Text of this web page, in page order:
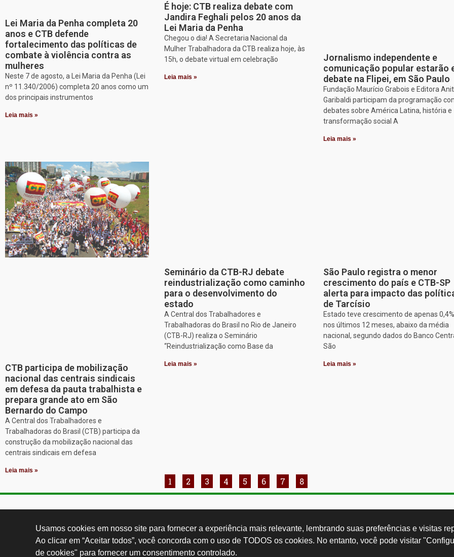
Lei Maria da Penha completa 20
anos e CTB defende
fortalecimento das políticas de
combate à violência contra as
mulheres
Neste 7 de agosto, a Lei Maria da Penha (Lei
nº 11.340/2006) completa 20 anos como um
dos principais instrumentos
Leia mais »
É hoje: CTB realiza debate com
Jandira Feghali pelos 20 anos da
Lei Maria da Penha
Chegou o dia! A Secretaria Nacional da
Mulher Trabalhadora da CTB realiza hoje, às
15h, o debate virtual em celebração
Leia mais »
Jornalismo independente e
comunicação popular estarão
debate na Flipei, em São Paulo
Fundação Maurício Grabois e Editora
Garibaldi participam da programação
debates sobre América Latina, história e
transformação social A
Leia mais »
CTB participa de mobilização
nacional das centrais sindicais
em defesa da pauta trabalhista e
prepara grande ato em São
Bernardo do Campo
A Central dos Trabalhadores e
Trabalhadoras do Brasil (CTB) participa da
construção da mobilização nacional das
centrais sindicais em defesa
Leia mais »
Seminário da CTB-RJ debate
reindustrialização como caminho
para o desenvolvimento do
estado
A Central dos Trabalhadores e
Trabalhadoras do Brasil no Rio de Janeiro
(CTB-RJ) realiza o Seminário
“Reindustrialização como Base da
Leia mais »
São Paulo registra o menor
crescimento do país e CTB-SP
alerta para impacto das
de Tarcísio
Estado teve crescimento de apenas 0,4%
nos últimos 12 meses, abaixo da média
nacional, segundo dados do Banco
São
Leia mais »
1 2 3 4 5 6 7 8
Paulo - SP -
Usamos cookies em nosso site para fornecer a experiência mais relevante, lembrando suas preferências e visitas
Ao clicar em “Aceitar todos”, você concorda com o uso de TODOS os cookies. No entanto, você pode visitar
de cookies" para fornecer um consentimento controlado.